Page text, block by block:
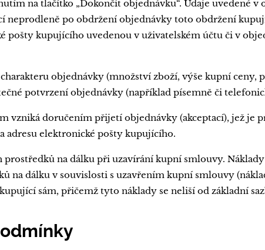
na tlačítko „Dokončit objednávku“. Údaje uvedené v
neprodleně po obdržení objednávky toto obdržení
pošty kupujícího uvedenou v uživatelském účtu či v
objednávky (množství zboží, výše kupní ceny,
potvrzení objednávky (například písemně či
vzniká doručením přijetí objednávky (akceptací), jež je
adresu elektronické pošty kupujícího.
na dálku při uzavírání kupní smlouvy.
na dálku v souvislosti s uzavřením kupní smlouvy
sám, přičemž tyto náklady se neliší od základní